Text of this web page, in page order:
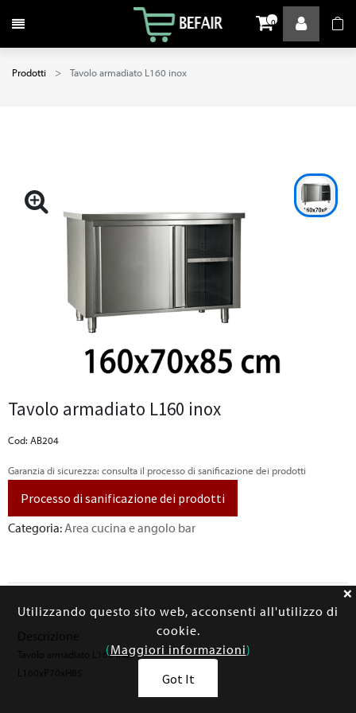
Attiva / disattiva la navigazione 0
Prodotti Tavolo armadiato L160 inox
Tavolo armadiato L160 inox
Cod: AB204
Garanzia di sicurezza: consulta il processo di sanificazione dei prodotti
Processo di sanificazione dei prodotti
Categoria:Area cucina e angolo bar
Tavolo armadiato L160 inox
Utilizzando questo sito web, acconsenti all'utilizzo di
cookie.
(Maggiori informazioni)
Got It